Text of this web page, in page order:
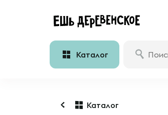
Каталог
Каталог